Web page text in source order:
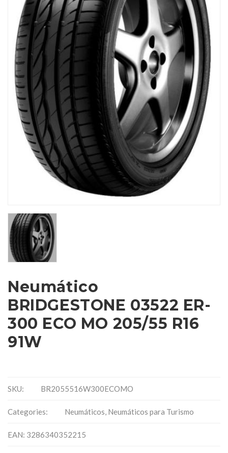
Neumático
BRIDGESTONE 03522 ER-
300 ECO MO 205/55 R16
91W
SKU: BR2055516W300ECOMO
Categories: Neumáticos Neumáticos para Turismo
EAN: 3286340352215